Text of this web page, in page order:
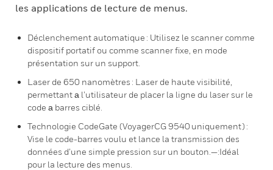
les applications de lecture de menus.
Déclenchement automatique : Utilisez le scanner comme
dispositif portatif ou comme scanner fixe, en mode
présentation sur un support.
Laser de 650 nanomètres : Laser de haute visibilité,
permettant а l’utilisateur de placer la ligne du laser sur le
code а barres ciblé.
Technologie CodeGate (VoyagerCG 9540 uniquement) :
Vise le code-barres voulu et lance la transmission des
données d’une simple pression sur un bouton.—:Idéal
pour la lecture des menus.